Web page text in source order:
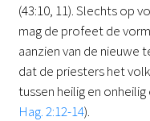
(43:10, 11). Slechts op
mag de profeet de
aanzien van de nieuwe
dat de priesters het
tussen heilig en onheilig
Hag. 2:12-14).